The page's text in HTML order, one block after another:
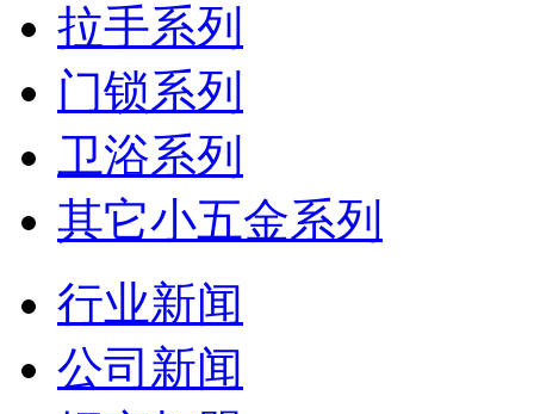
拉手系列
门锁系列
卫浴系列
其它小五金系列
行业新闻
公司新闻